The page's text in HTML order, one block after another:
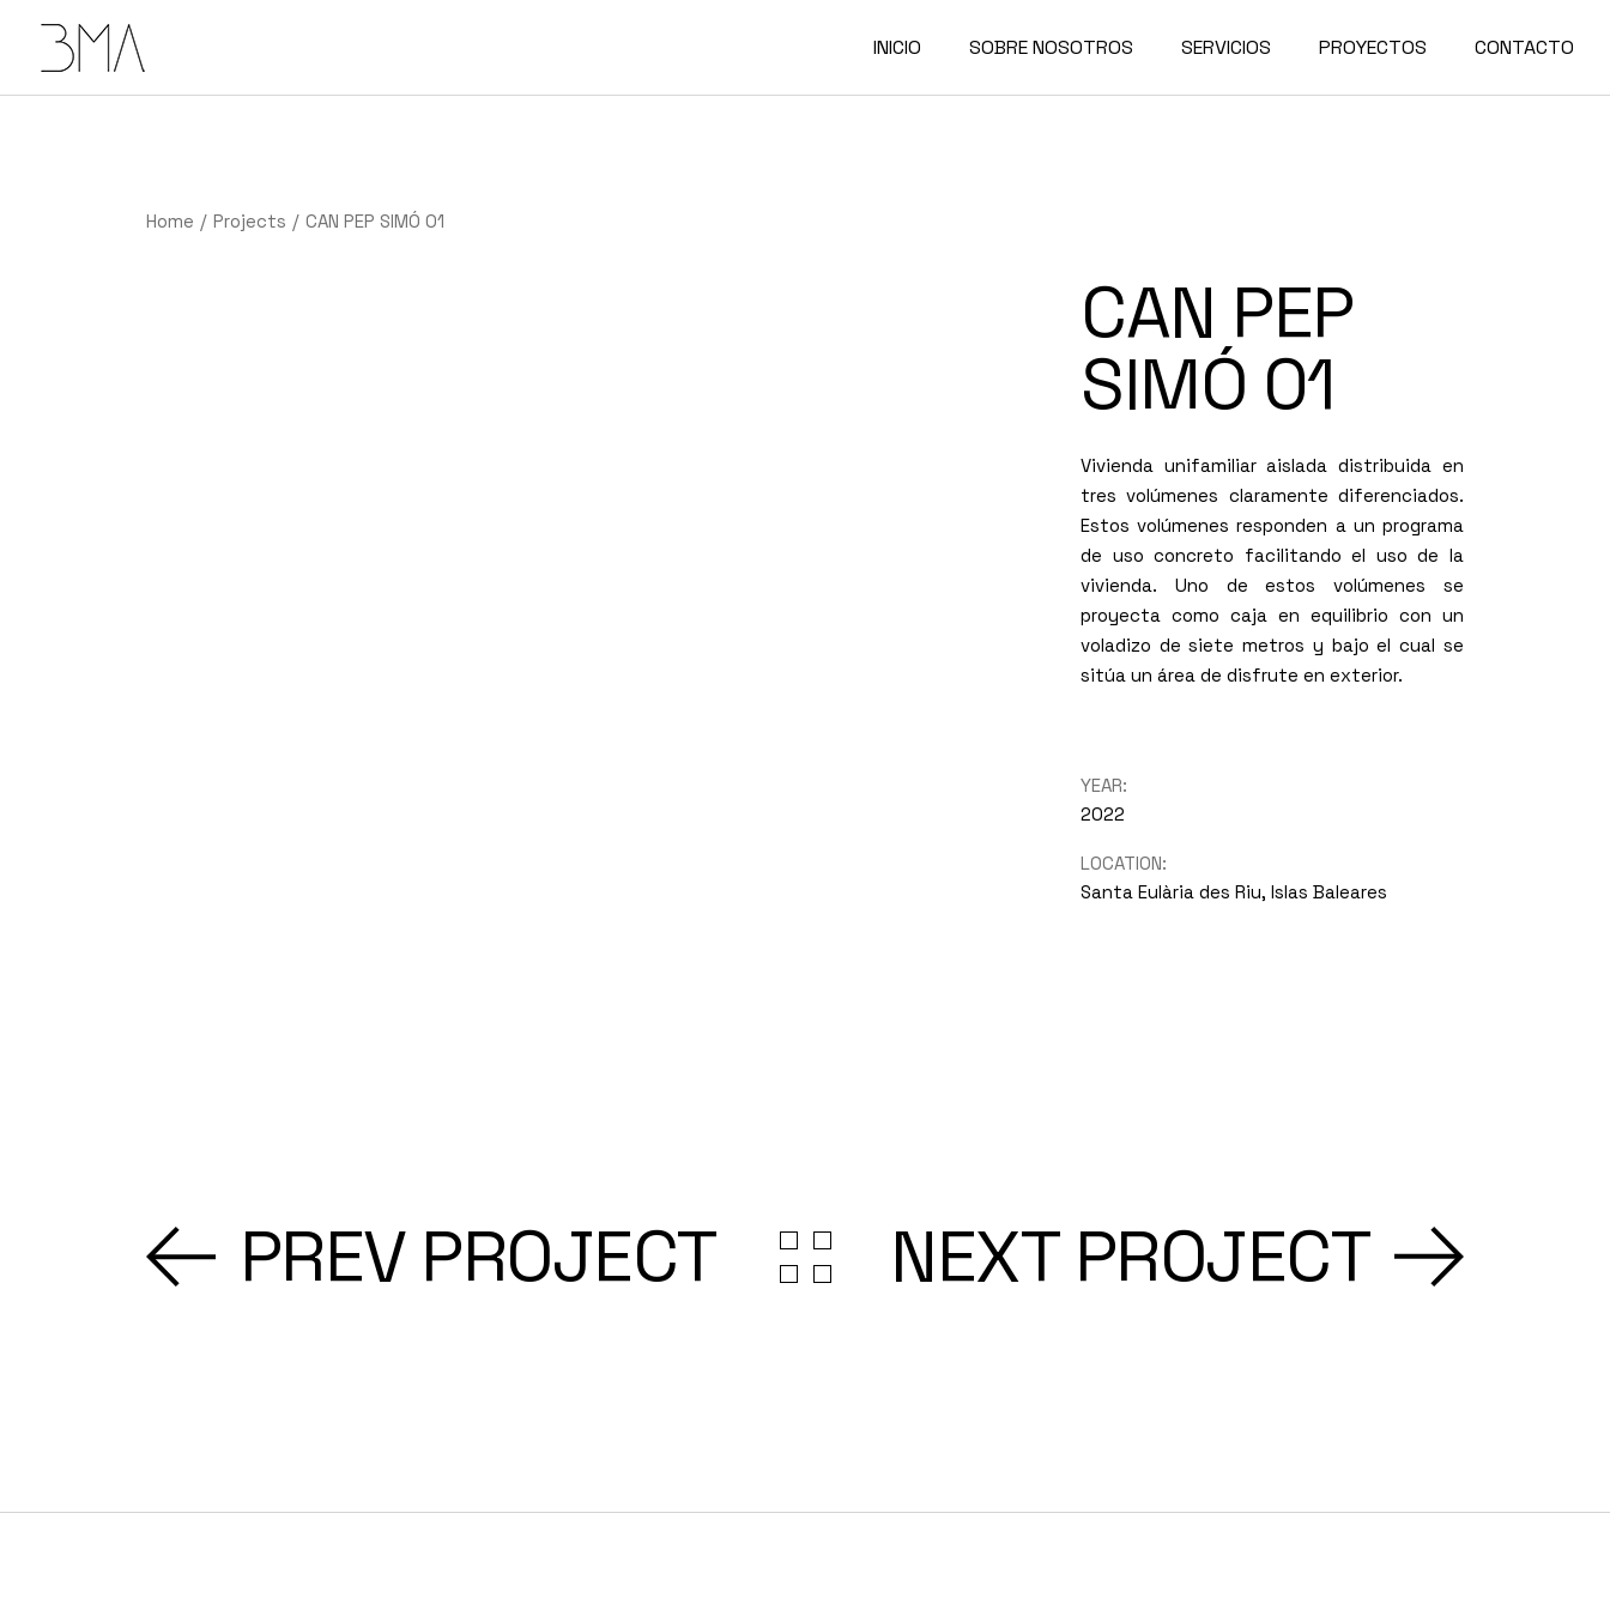
INICIO SOBRE NOSOTROS SERVICIOS PROYECTOS CONTACTO
Home Projects CAN PEP SIMÓ 01
CAN PEP
SIMÓ 01
Vivienda unifamiliar aislada distribuida en
tres volúmenes claramente diferenciados.
Estos volúmenes responden a un programa
de uso concreto facilitando el uso de la
vivienda. Uno de estos volúmenes se
proyecta como caja en equilibrio con un
voladizo de siete metros y bajo el cual se
sitúa un área de disfrute en exterior.
YEAR:
2022
LOCATION:
Santa Eulària des Riu, Islas Baleares
PREV PROJECT NEXT PROJECT